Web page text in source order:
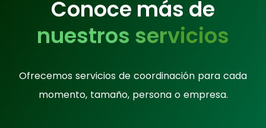
Conoce más de
nuestros servicios
Ofrecemos servicios de coordinación para cada
momento, tamaño, persona o empresa.